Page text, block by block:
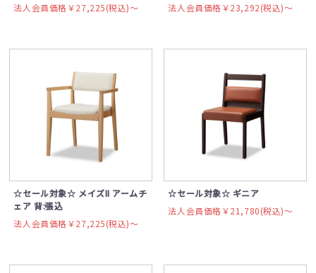
法人会員価格￥27,225(税込)〜
法人会員価格￥23,292(税込)〜
☆セール対象☆ メイズII アームチ
ェア 背:張込
法人会員価格￥27,225(税込)〜
☆セール対象☆ ギニア
法人会員価格￥21,780(税込)〜